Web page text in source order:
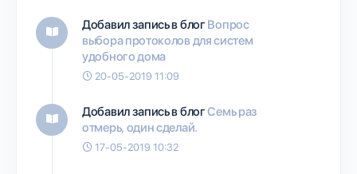
Добавил запись в блогВопрос
выбора протоколов для систем
удобного дома
20-05-2019 11:09
Добавил запись в блогСемь раз
отмерь, один сделай.
17-05-2019 10:32